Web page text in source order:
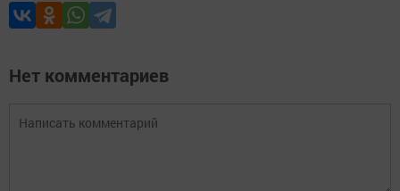
Нет комментариев